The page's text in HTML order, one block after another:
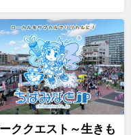
ククエスト～生きも